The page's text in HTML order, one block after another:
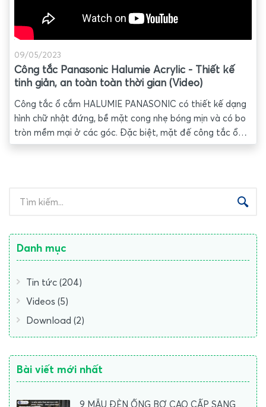
Công tắc Panasonic Halumie Acrylic - Thiết kế
tinh giản, an toàn toàn thời gian (Video)
09/05/2023
Công tắc ổ cắm HALUMIE PANASONIC có thiết kế dạng
hình chữ nhật đứng, bề mặt cong nhẹ bóng mịn và có bo
tròn mềm mại ở các góc. Đặc biệt, mặt đế công tắc ổ
cắm HALUMIE PANASONIC có 2 màu tương phản giúp
Danh mục
Tin tức (204)
Videos (5)
Download (2)
Bài viết mới nhất
9 MẪU ĐÈN ỐNG BƠ CAO CẤP SANG